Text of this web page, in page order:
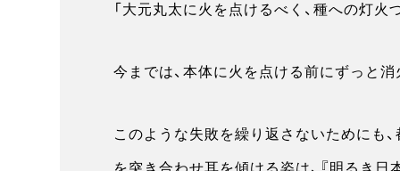
「大元丸太に火を点けるべく、種への灯火
今までは、本体に火を点ける前にずっと
このような失敗を繰り返さないためにも
を突き合わせ耳を傾ける姿は、『明るき日